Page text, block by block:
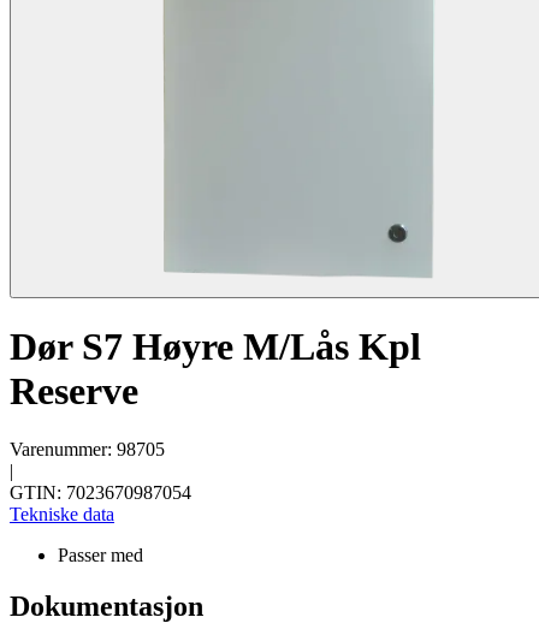
Dør S7 Høyre M/Lås Kpl
Reserve
Varenummer: 98705
|
GTIN: 7023670987054
Tekniske data
Passer med
Dokumentasjon